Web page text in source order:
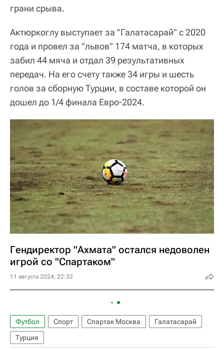
грани срыва.
Актюркоглу выступает за "Галатасарай" с 2020
года и провел за "львов" 174 матча, в которых
забил 44 мяча и отдал 39 результативных
передач. На его счету также 34 игры и шесть
голов за сборную Турции, в составе которой он
дошел до 1/4 финала Евро-2024.
Гендиректор "Ахмата" остался недоволен
игрой со "Спартаком"
11 августа 2024, 22:32
Футбол Спорт Спартак Москва
Галатасарай
Турция